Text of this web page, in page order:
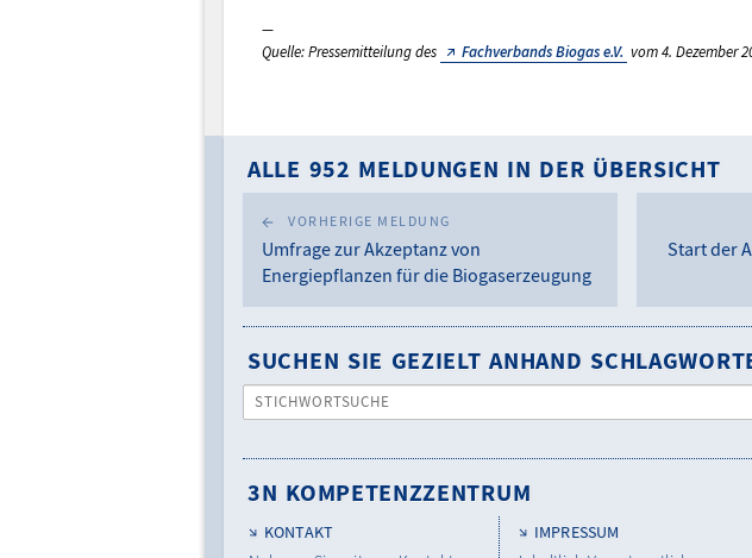
Quelle: Pressemitteilung des Fachverbands Biogas e.V. vom 4. Dezember
ALLE 952 MELDUNGEN IN DER ÜBERSICHT
VORHERIGE MELDUNG
Umfrage zur Akzeptanz von
Energiepflanzen für die Biogaserzeugung
Start der
SUCHEN SIE GEZIELT ANHAND
STICHWORTSUCHE
3N KOMPETENZZENTRUM
KONTAKT
IMPRESSUM